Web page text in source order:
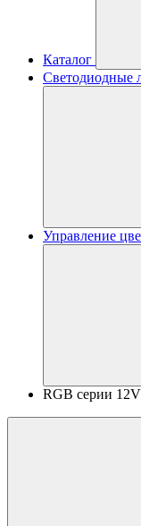
Каталог
Светодиодные
Управление
RGB серии